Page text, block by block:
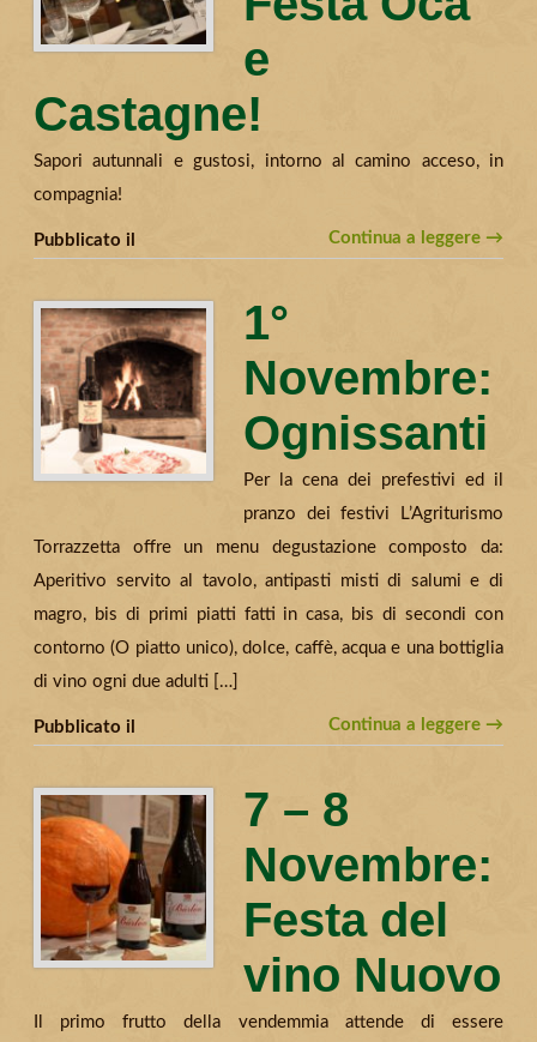
e
Castagne!
Sapori autunnali e gustosi, intorno al camino acceso, in
compagnia!
Pubblicato il Continua a leggere →
1°
Novembre:
Ognissanti
Per la cena dei prefestivi ed il
pranzo dei festivi L’Agriturismo
Torrazzetta offre un menu degustazione composto da:
Aperitivo servito al tavolo, antipasti misti di salumi e di
magro, bis di primi piatti fatti in casa, bis di secondi con
contorno (O piatto unico), dolce, caffè, acqua e una bottiglia
di vino ogni due adulti […]
Pubblicato il Continua a leggere →
7 – 8
Novembre:
Festa del
vino Nuovo
Il primo frutto della vendemmia attende di essere